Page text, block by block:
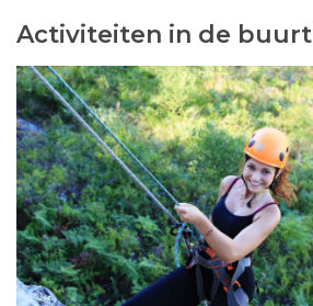
Activiteiten in de buurt